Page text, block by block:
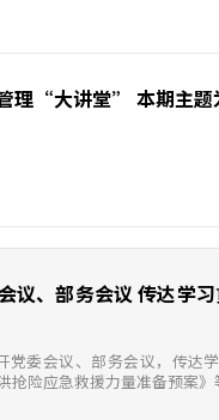
应急管理部举
要批示精神 部署强化风险研判 抓紧抓实安全
党委会议、部务会议，传达
抢险应急救援力量准备预案